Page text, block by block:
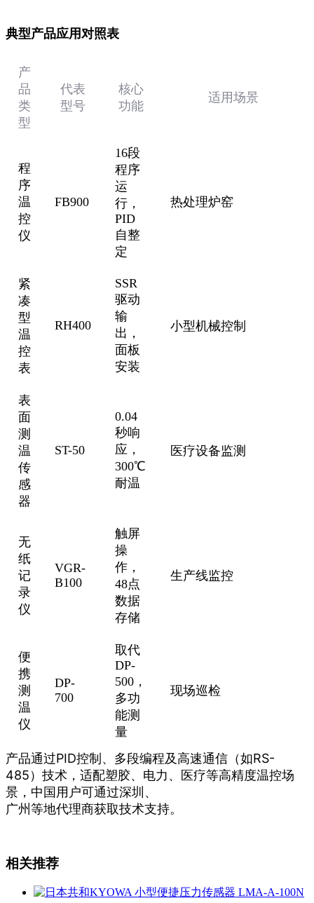
‌典型产品应用对照表‌
‌产
品
类
型‌
‌代表
型号‌
‌核心
功能‌
‌适用场景‌
程
序
温
控
仪
FB900
16段
程序
运
行，
PID
自整
定
热处理炉窑
紧
凑
型
温
控
表
RH400
SSR
驱动
输
出，
面板
安装
小型机械控制
表
面
测
温
传
感
器
ST-50
0.04
秒响
应，
300℃
耐温
医疗设备监测
无
纸
记
录
仪
VGR-
B100
触屏
操
作，
48点
数据
存储
生产线监控
便
携
测
温
仪
DP-
700
取代
DP-
500，
多功
能测
量
现场巡检
产品通过PID控制、多段编程及高速通信（如RS-
485）技术，适配塑胶、电力、医疗等高精度温控场
景，中国用户可通过深圳、
广州等地代理商获取技术支持。
相关推荐